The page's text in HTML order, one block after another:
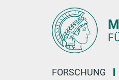
FORSCHUNG